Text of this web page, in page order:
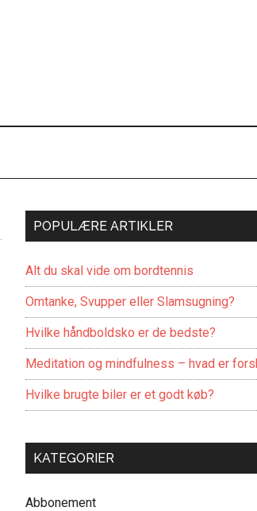
POPULÆRE ARTIKLER
Alt du skal vide om bordtennis
Omtanke, Svupper eller Slamsugning?
Hvilke håndboldsko er de bedste?
Meditation og mindfulness – hvad er
Hvilke brugte biler er et godt køb?
KATEGORIER
Abbonement